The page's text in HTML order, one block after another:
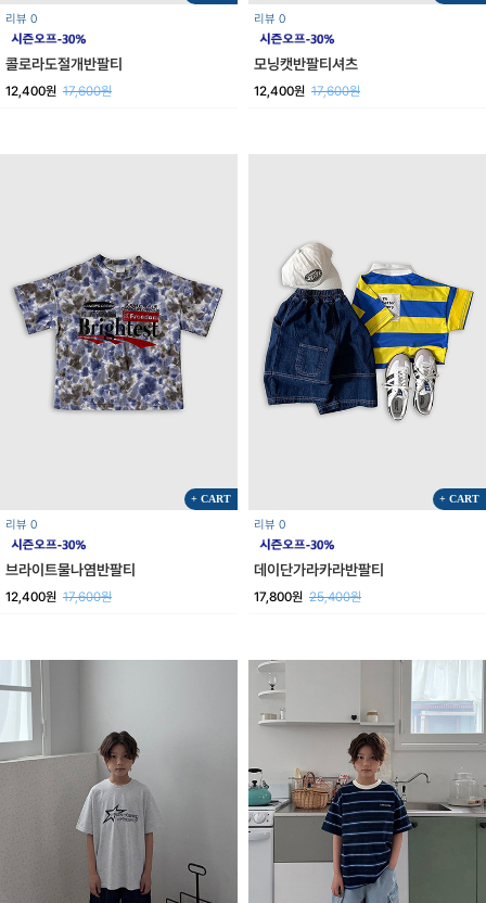
리뷰 0
콜로라도절개반팔티
12,400원 17,600원
리뷰 0
모닝캣반팔티셔츠
12,400원 17,600원
+ CART
리뷰 0
브라이트물나염반팔티
12,400원 17,600원
+ CART
리뷰 0
데이단가라카라반팔티
17,800원 25,400원